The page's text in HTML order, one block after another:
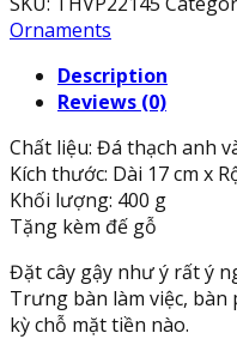
phong
may
mắn
sự
như
ý
đá
thạch
anh
vàng
Ornaments
Description
Reviews (0)
Chất liệu: Đá thạch anh
Kích thước: Dài 17 cm x
Khối lượng: 400 g
Tặng kèm đế gỗ
Đặt cây gậy như ý rất ý
Trưng bàn làm việc,
kỳ chỗ mặt tiền nào.